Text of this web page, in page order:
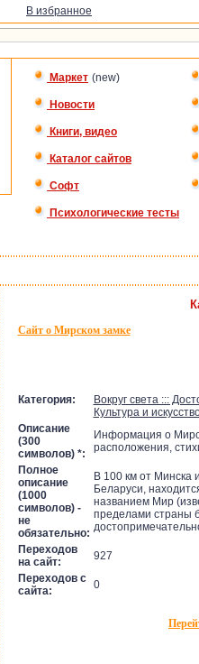
В избранное
Маркет (new)
Новости
Книги, видео
Каталог сайтов
Софт
Психологические тесты
Сайт о Мирском замке
Категория:
Вокруг света :::
Культура и
Описание
(300
символов) *:
Информация о
расположения,
Полное
описание
(1000
символов) -
не
обязательно:
В 100 км от Минска
Беларуси,
названием Мир
пределами страны
Переходов
на сайт:
927
Переходов с
сайта:
0